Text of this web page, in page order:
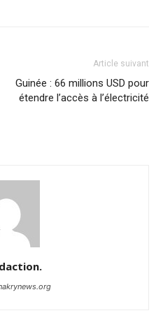
Article suivant
Guinée : 66 millions USD pour
étendre l’accès à l’électricité